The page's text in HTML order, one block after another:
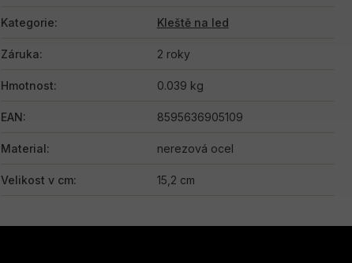
Kategorie: Kleště na led
Záruka: 2 roky
Hmotnost: 0.039 kg
EAN: 8595636905109
Material: nerezová ocel
Velikost v cm: 15,2 cm